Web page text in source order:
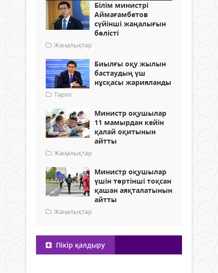
Білім министрі
Аймағамбетов
сүйінші жаңалығын
бөлісті
Жаңалықтар
Биылғы оқу жылын
бастаудың үш
нұсқасы жарияланды
Тарих
Министр оқушылар
11 мамырдан кейін
қалай оқитынын
айтты
Жаңалықтар
Министр оқушылар
үшін төртінші тоқсан
қашан аяқталатынын
айтты
Жаңалықтар
Пікір қалдыру